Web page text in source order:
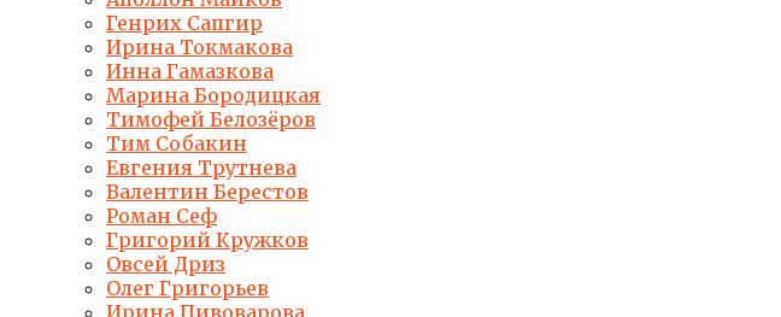
Генрих Сапгир
Ирина Токмакова
Инна Гамазкова
Марина Бородицкая
Тимофей Белозёров
Тим Собакин
Евгения Трутнева
Валентин Берестов
Роман Сеф
Григорий Кружков
Овсей Дриз
Олег Григорьев
Ирина Пивоварова